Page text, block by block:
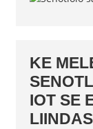
KE
IOT SE